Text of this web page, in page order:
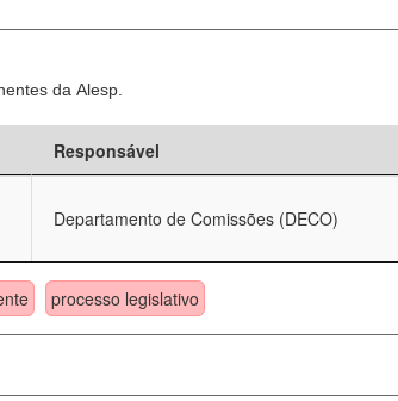
da Alesp.
Responsável
Departamento de Comissões (DECO)
processo legislativo